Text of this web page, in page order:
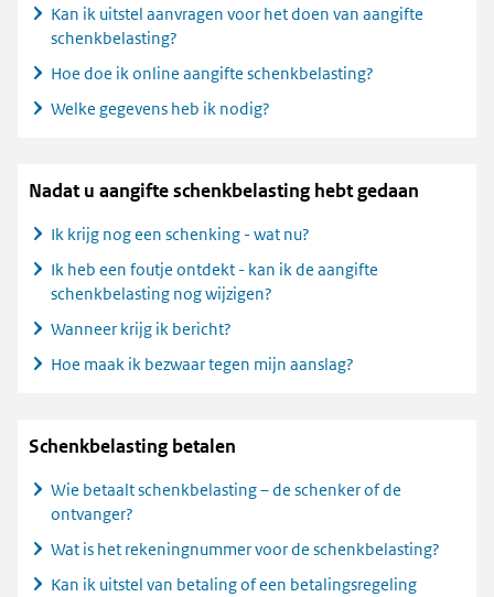
Kan ik uitstel aanvragen voor het doen van aangifte
schenkbelasting?
Hoe doe ik online aangifte schenkbelasting?
Welke gegevens heb ik nodig?
Nadat u aangifte schenkbelasting hebt gedaan
Ik krijg nog een schenking - wat nu?
Ik heb een foutje ontdekt - kan ik de aangifte
schenkbelasting nog wijzigen?
Wanneer krijg ik bericht?
Hoe maak ik bezwaar tegen mijn aanslag?
Schenkbelasting betalen
Wie betaalt schenkbelasting – de schenker of de
ontvanger?
Wat is het rekeningnummer voor de schenkbelasting?
Kan ik uitstel van betaling of een betalingsregeling